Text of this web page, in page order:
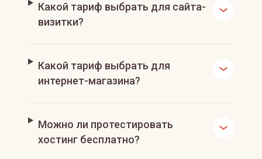
Какой тариф выбрать для сайта-
визитки?
Какой тариф выбрать для
интернет-магазина?
Можно ли протестировать
хостинг бесплатно?